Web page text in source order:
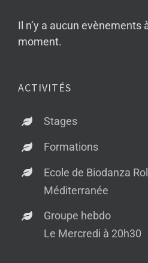
Il n’y a aucun evènements
moment.
ACTIVITÉS
Stages
Formations
Ecole de Biodanza
Méditerranée
Groupe hebdo
Le Mercredi à 20h30